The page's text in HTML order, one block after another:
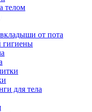
телом
от пота
гигиены
для тела